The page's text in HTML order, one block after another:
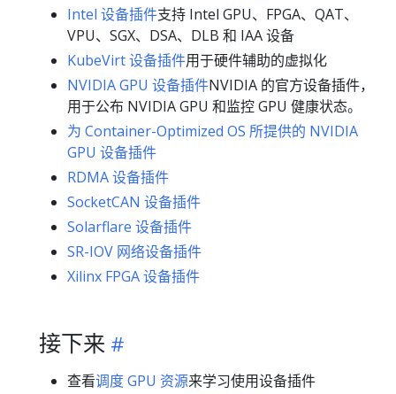
Intel 设备插件支持 Intel GPU、FPGA、QAT、
VPU、SGX、DSA、DLB 和 IAA 设备
KubeVirt 设备插件用于硬件辅助的虚拟化
NVIDIA GPU 设备插件NVIDIA 的官方设备插件，
用于公布 NVIDIA GPU 和监控 GPU 健康状态。
为 Container-Optimized OS 所提供的 NVIDIA
GPU 设备插件
RDMA 设备插件
SocketCAN 设备插件
Solarflare 设备插件
SR-IOV 网络设备插件
Xilinx FPGA 设备插件
接下来
查看调度 GPU 资源来学习使用设备插件